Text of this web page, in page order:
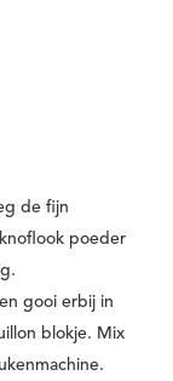
de fijn
poeder
gooi erbij in
blokje. Mix